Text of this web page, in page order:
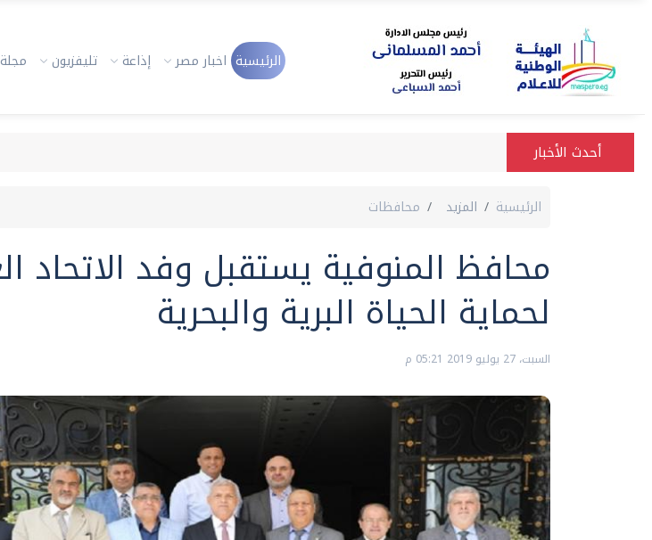
الرئيسية اخبار مصر إذاعة تليفزيون
أحدث الأخبار
الرئيسية المزيد محافظات
محافظ المنوفية يستقبل وفد الاتحاد
لحماية الحياة البرية والبحرية
السبت، 27 يوليو 2019 05:21 م